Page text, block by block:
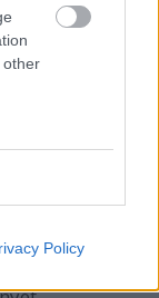
other
Policy
aki Pavletits
jelenlétével